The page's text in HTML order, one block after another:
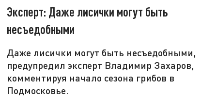
Эксперт: Даже лисички могут быть
несъедобными
Даже лисички могут быть несъедобными,
предупредил эксперт Владимир Захаров,
комментируя начало сезона грибов в
Подмосковье.